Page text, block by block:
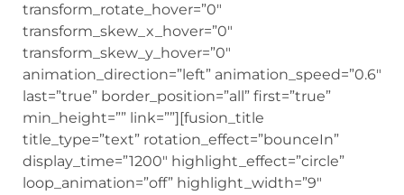
transform_rotate_hover=”0″
transform_skew_x_hover=”0″
transform_skew_y_hover=”0″
animation_direction=”left” animation_speed=”0.6″
last=”true” border_position=”all” first=”true”
min_height=”” link=””][fusion_title
title_type=”text” rotation_effect=”bounceIn”
display_time=”1200″ highlight_effect=”circle”
loop_animation=”off” highlight_width=”9″